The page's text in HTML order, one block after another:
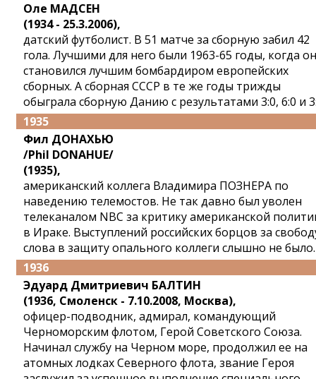
Оле МАДСЕН
(1934 - 25.3.2006),
датский футболист. В 51 матче за сборную забил 42
гола. Лучшими для него были 1963-65 годы, когда он
становился лучшим бомбардиром европейских
сборных. А сборная СССР в те же годы трижды
обыграла сборную Данию с результатами 3:0, 6:0 и
1935
Фил ДОНАХЬЮ
/Phil DONAHUE/
(1935),
американский коллега Владимира ПОЗНЕРА по
наведению телемостов. Не так давно был уволен
телеканалом NBC за критику американской
в Ираке. Выступлений российских борцов за
слова в защиту опального коллеги слышно не было.
1936
Эдуард Дмитриевич БАЛТИН
(1936, Смоленск - 7.10.2008, Москва),
офицер-подводник, адмирал, командующий
Черноморским флотом, Герой Советского Союза.
Начинал службу на Черном море, продолжил ее на
атомных лодках Северного флота, звание Героя